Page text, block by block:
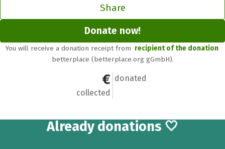
Share
Donate now!
You will receive a donation receipt from recipient of the donation
betterplace (betterplace.org gGmbH).
€801
collected
8
donated
Already 8
donations 🤍